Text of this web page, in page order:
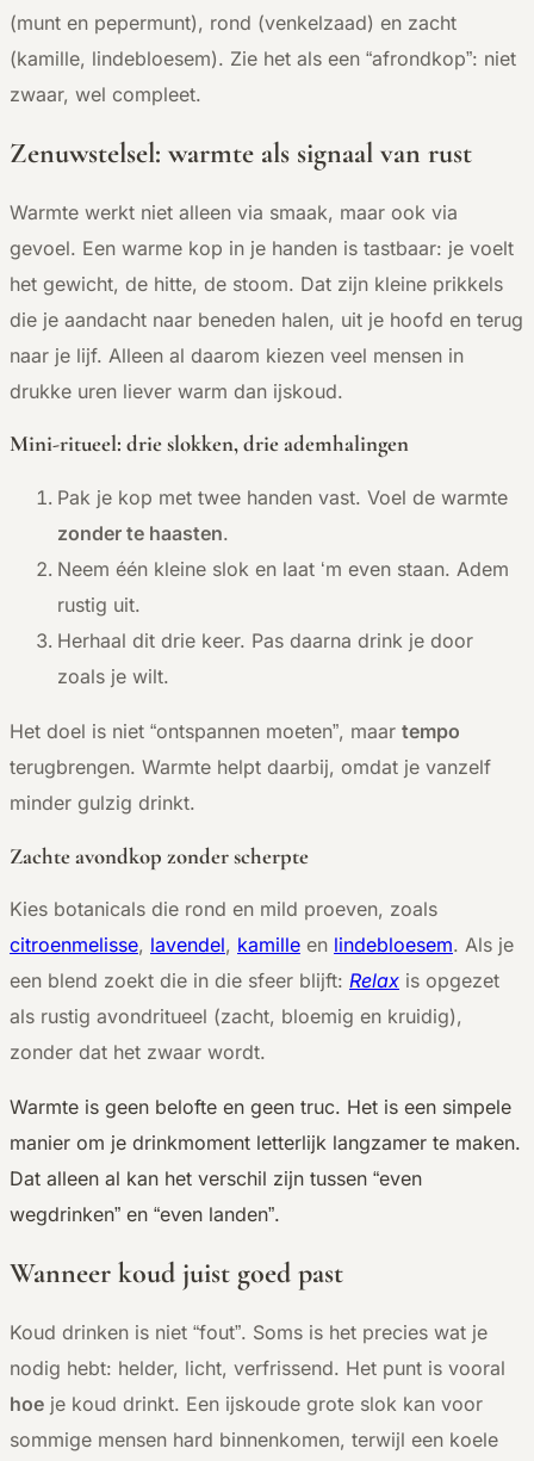
(munt en pepermunt), rond (venkelzaad) en zacht
(kamille, lindebloesem). Zie het als een “afrondkop”: niet
zwaar, wel compleet.
Zenuwstelsel: warmte als signaal van rust
Warmte werkt niet alleen via smaak, maar ook via
gevoel. Een warme kop in je handen is tastbaar: je voelt
het gewicht, de hitte, de stoom. Dat zijn kleine prikkels
die je aandacht naar beneden halen, uit je hoofd en terug
naar je lijf. Alleen al daarom kiezen veel mensen in
drukke uren liever warm dan ijskoud.
Mini-ritueel: drie slokken, drie ademhalingen
Pak je kop met twee handen vast. Voel de warmte
zonder te haasten.
Neem één kleine slok en laat ‘m even staan. Adem
rustig uit.
Herhaal dit drie keer. Pas daarna drink je door
zoals je wilt.
Het doel is niet “ontspannen moeten”, maar tempo
terugbrengen. Warmte helpt daarbij, omdat je vanzelf
minder gulzig drinkt.
Zachte avondkop zonder scherpte
Kies botanicals die rond en mild proeven, zoals
citroenmelisse, lavendel, kamille en lindebloesem. Als je
een blend zoekt die in die sfeer blijft: Relax is opgezet
als rustig avondritueel (zacht, bloemig en kruidig),
zonder dat het zwaar wordt.
Warmte is geen belofte en geen truc. Het is een simpele
manier om je drinkmoment letterlijk langzamer te maken.
Dat alleen al kan het verschil zijn tussen “even
wegdrinken” en “even landen”.
Wanneer koud juist goed past
Koud drinken is niet “fout”. Soms is het precies wat je
nodig hebt: helder, licht, verfrissend. Het punt is vooral
hoe je koud drinkt. Een ijskoude grote slok kan voor
sommige mensen hard binnenkomen, terwijl een koele